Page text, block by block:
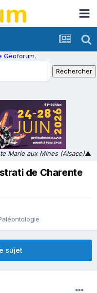
Géoforum.
Marie aux Mines (Alsace)▲
de Charente
sujet